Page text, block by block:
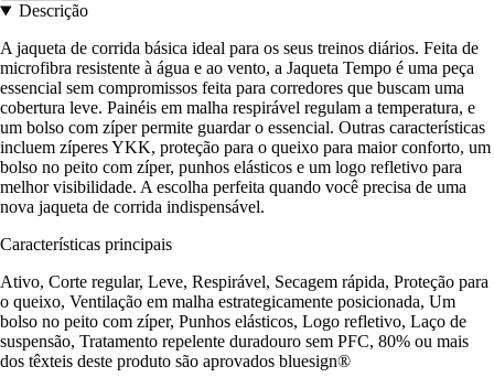
Descrição
A jaqueta de corrida básica ideal para os seus treinos diários. Feita de
microfibra resistente à água e ao vento, a Jaqueta Tempo é uma peça
essencial sem compromissos feita para corredores que buscam uma
cobertura leve. Painéis em malha respirável regulam a temperatura, e
um bolso com zíper permite guardar o essencial. Outras características
incluem zíperes YKK, proteção para o queixo para maior conforto, um
bolso no peito com zíper, punhos elásticos e um logo refletivo para
melhor visibilidade. A escolha perfeita quando você precisa de uma
nova jaqueta de corrida indispensável.
Características principais
Ativo, Corte regular, Leve, Respirável, Secagem rápida, Proteção para
o queixo, Ventilação em malha estrategicamente posicionada, Um
bolso no peito com zíper, Punhos elásticos, Logo refletivo, Laço de
suspensão, Tratamento repelente duradouro sem PFC, 80% ou mais
dos têxteis deste produto são aprovados bluesign®